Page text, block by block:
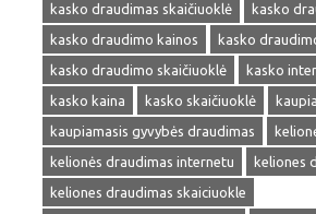
kasko draudimas skaičiuoklė
kasko
kasko draudimo kainos
kasko
kasko draudimo skaičiuoklė
kasko
kasko kaina
kasko skaičiuoklė
kaupiamasis gyvybės draudimas
kelionės draudimas internetu
keliones
keliones draudimas skaiciuokle